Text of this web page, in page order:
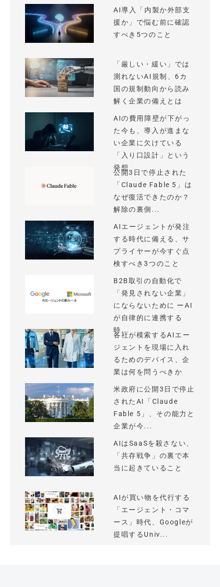
AI導入「内製か外部支
援か」で悩む前に確認
すべき5つのこと
「厳しい・緩い」では
測れないAI規制、6カ
国の規制動向から読み
解く企業の備えとは
AIの費用障壁が下がっ
た今も、導入が進まな
い企業に欠けている
「入り口設計」という
発想
公開3日で停止された
「Claude Fable 5」は
なぜ復活できたのか？
解除の裏側...
AIエージェントが発注
する時代に備える、サ
プライヤーが今すぐ点
検すべき3つのこと
B2B取引の自動化で
「発見されない企業」
にならないために ーAI
が自律的に連携する
時...
各社が模索するAIエー
ジェントを現場に入れ
るためのデバイス、企
業は何を問うべきか
米政府に公開3日で停止
されたAI「Claude
Fable 5」、その能力と
企業が今...
AIはSaaSを殺さない、
「共存戦争」の裏で本
当に起きていること
AIが買い物を代行する
「エージェント・コマ
ース」時代、Googleが
提唱するUniv...